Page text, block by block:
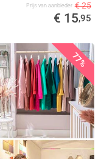
Prijs van aanbieder € 25
€ 15,95
77%